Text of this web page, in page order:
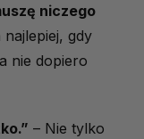
niczego
najlepiej, gdy
nie dopiero
– Nie tylko